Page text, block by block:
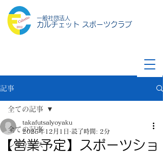
一般社団法人
カルチェット スポーツクラブ
記事
全ての記事
レディース
全ての記事
【営業予定】スポーツショ
takafutsalyoyaku
2025年12月1日 読了時間: 2分